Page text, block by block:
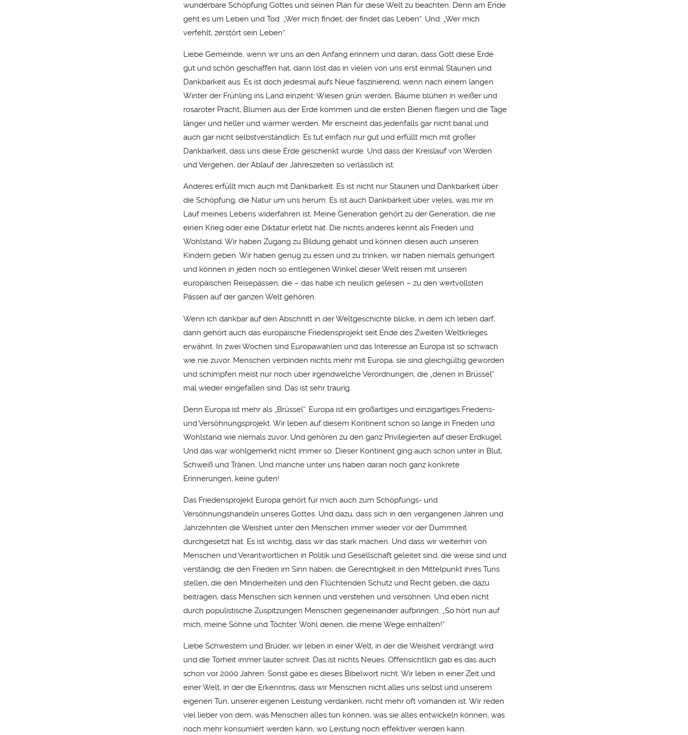
wunderbare Schöpfung Gottes und seinen Plan für diese Welt zu beachten. Denn am Ende
geht es um Leben und Tod. „Wer mich findet, der findet das Leben“. Und: „Wer mich
verfehlt, zerstört sein Leben“.
Liebe Gemeinde, wenn wir uns an den Anfang erinnern und daran, dass Gott diese Erde
gut und schön geschaffen hat, dann löst das in vielen von uns erst einmal Staunen und
Dankbarkeit aus. Es ist doch jedesmal aufs Neue faszinierend, wenn nach einem langen
Winter der Frühling ins Land einzieht: Wiesen grün werden, Bäume blühen in weißer und
rosaroter Pracht, Blumen aus der Erde kommen und die ersten Bienen fliegen und die Tage
länger und heller und wärmer werden. Mir erscheint das jedenfalls gar nicht banal und
auch gar nicht selbstverständlich. Es tut einfach nur gut und erfüllt mich mit großer
Dankbarkeit, dass uns diese Erde geschenkt wurde. Und dass der Kreislauf von Werden
und Vergehen, der Ablauf der Jahreszeiten so verlässlich ist.
Anderes erfüllt mich auch mit Dankbarkeit. Es ist nicht nur Staunen und Dankbarkeit über
die Schöpfung, die Natur um uns herum. Es ist auch Dankbarkeit über vieles, was mir im
Lauf meines Lebens widerfahren ist. Meine Generation gehört zu der Generation, die nie
einen Krieg oder eine Diktatur erlebt hat. Die nichts anderes kennt als Frieden und
Wohlstand. Wir haben Zugang zu Bildung gehabt und können diesen auch unseren
Kindern geben. Wir haben genug zu essen und zu trinken, wir haben niemals gehungert
und können in jeden noch so entlegenen Winkel dieser Welt reisen mit unseren
europäischen Reisepässen, die – das habe ich neulich gelesen – zu den wertvollsten
Pässen auf der ganzen Welt gehören.
Wenn ich dankbar auf den Abschnitt in der Weltgeschichte blicke, in dem ich leben darf,
dann gehört auch das europäische Friedensprojekt seit Ende des Zweiten Weltkrieges
erwähnt. In zwei Wochen sind Europawahlen und das Interesse an Europa ist so schwach
wie nie zuvor. Menschen verbinden nichts mehr mit Europa, sie sind gleichgültig geworden
und schimpfen meist nur noch über irgendwelche Verordnungen, die „denen in Brüssel“
mal wieder eingefallen sind. Das ist sehr traurig.
Denn Europa ist mehr als „Brüssel“. Europa ist ein großartiges und einzigartiges Friedens-
und Versöhnungsprojekt. Wir leben auf diesem Kontinent schon so lange in Frieden und
Wohlstand wie niemals zuvor. Und gehören zu den ganz Privilegierten auf dieser Erdkugel.
Und das war wohlgemerkt nicht immer so. Dieser Kontinent ging auch schon unter in Blut,
Schweiß und Tränen. Und manche unter uns haben daran noch ganz konkrete
Erinnerungen, keine guten!
Das Friedensprojekt Europa gehört für mich auch zum Schöpfungs- und
Versöhnungshandeln unseres Gottes. Und dazu, dass sich in den vergangenen Jahren und
Jahrzehnten die Weisheit unter den Menschen immer wieder vor der Dummheit
durchgesetzt hat. Es ist wichtig, dass wir das stark machen. Und dass wir weiterhin von
Menschen und Verantwortlichen in Politik und Gesellschaft geleitet sind, die weise sind und
verständig; die den Frieden im Sinn haben, die Gerechtigkeit in den Mittelpunkt ihres Tuns
stellen, die den Minderheiten und den Flüchtenden Schutz und Recht geben, die dazu
beitragen, dass Menschen sich kennen und verstehen und versöhnen. Und eben nicht
durch populistische Zuspitzungen Menschen gegeneinander aufbringen. „So hört nun auf
mich, meine Söhne und Töchter. Wohl denen, die meine Wege einhalten!“
Liebe Schwestern und Brüder, wir leben in einer Welt, in der die Weisheit verdrängt wird
und die Torheit immer lauter schreit. Das ist nichts Neues. Offensichtlich gab es das auch
schon vor 2000 Jahren. Sonst gäbe es dieses Bibelwort nicht. Wir leben in einer Zeit und
einer Welt, in der die Erkenntnis, dass wir Menschen nicht alles uns selbst und unserem
eigenen Tun, unserer eigenen Leistung verdanken, nicht mehr oft vorhanden ist. Wir reden
viel lieber von dem, was Menschen alles tun können, was sie alles entwickeln können, was
noch mehr konsumiert werden kann, wo Leistung noch effektiver werden kann.